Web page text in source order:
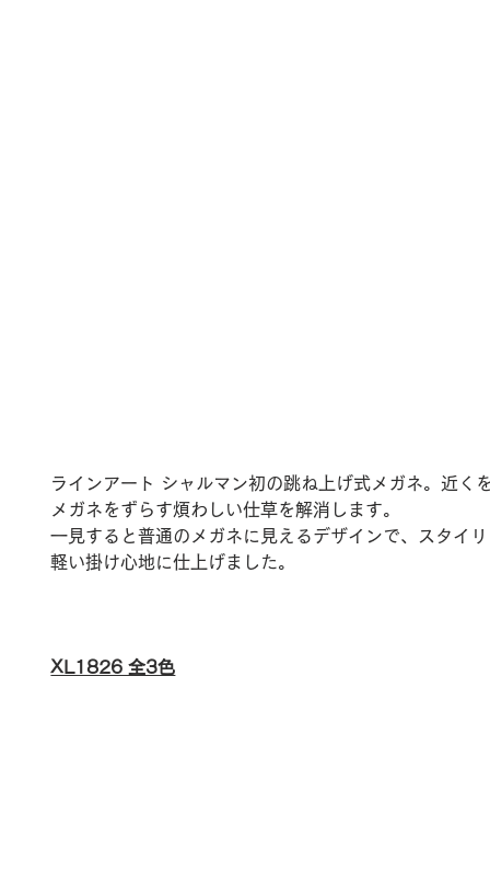
ラインアート シャルマン初の跳ね上げ式メガネ。近く
メガネをずらす煩わしい仕草を解消します。
一見すると普通のメガネに見えるデザインで、スタイ
軽い掛け心地に仕上げました。
XL1826 全3色